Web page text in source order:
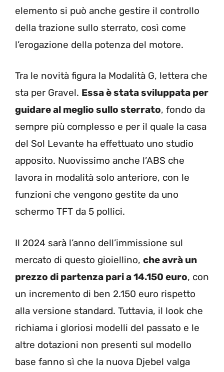
elemento si può anche gestire il controllo
della trazione sullo sterrato, così come
l’erogazione della potenza del motore.
Tra le novità figura la Modalità G, lettera che
sta per Gravel. Essa è stata sviluppata per
guidare al meglio sullo sterrato, fondo da
sempre più complesso e per il quale la casa
del Sol Levante ha effettuato uno studio
apposito. Nuovissimo anche l’ABS che
lavora in modalità solo anteriore, con le
funzioni che vengono gestite da uno
schermo TFT da 5 pollici.
Il 2024 sarà l’anno dell’immissione sul
mercato di questo gioiellino, che avrà un
prezzo di partenza pari a 14.150 euro, con
un incremento di ben 2.150 euro rispetto
alla versione standard. Tuttavia, il look che
richiama i gloriosi modelli del passato e le
altre dotazioni non presenti sul modello
base fanno sì che la nuova Djebel valga